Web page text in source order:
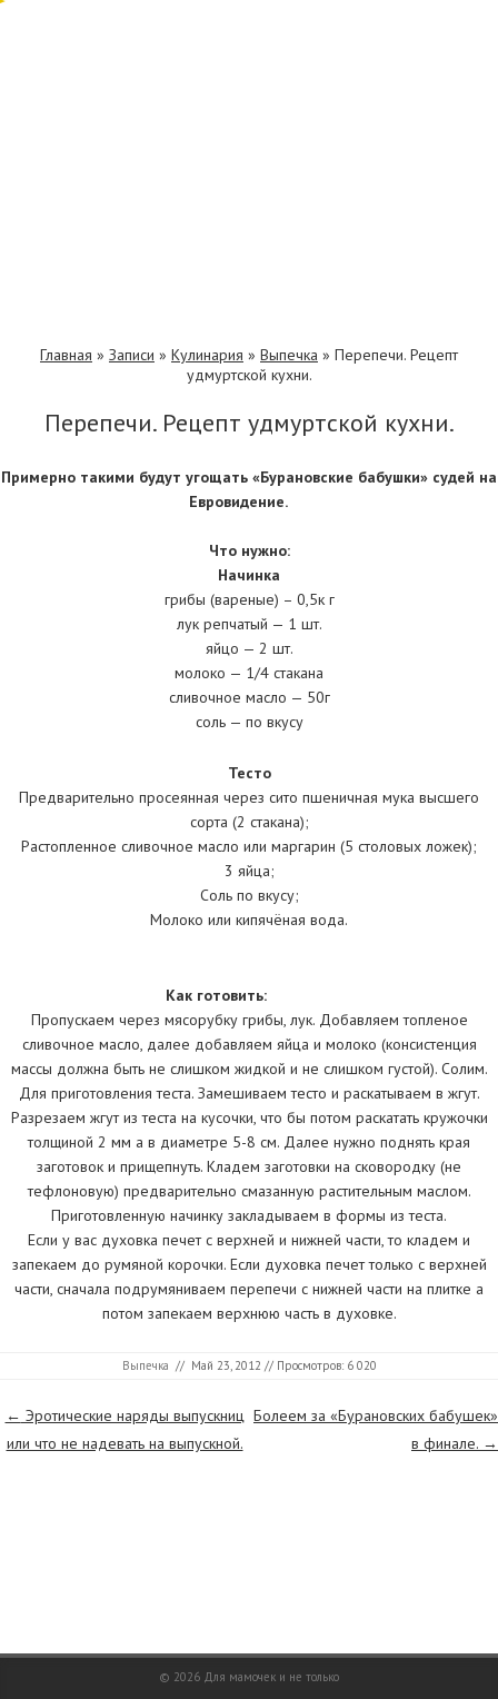
Главная » Записи » Кулинария » Выпечка » Перепечи. Рецепт
удмуртской кухни.
Перепечи. Рецепт удмуртской кухни.
Примерно такими будут угощать «Бурановские бабушки» судей на
Евровидение.
Что нужно:
Начинка
грибы (вареные) – 0,5к г
лук репчатый — 1 шт.
яйцо — 2 шт.
молоко — 1/4 стакана
сливочное масло — 50г
соль — по вкусу
Тесто
Предварительно просеянная через сито пшеничная мука высшего
сорта (2 стакана);
Растопленное сливочное масло или маргарин (5 столовых ложек);
3 яйца;
Соль по вкусу;
Молоко или кипячёная вода.
Как готовить:
Пропускаем через мясорубку грибы, лук. Добавляем топленое
сливочное масло, далее добавляем яйца и молоко (консистенция
массы должна быть не слишком жидкой и не слишком густой). Солим.
Для приготовления теста. Замешиваем тесто и раскатываем в жгут.
Разрезаем жгут из теста на кусочки, что бы потом раскатать кружочки
толщиной 2 мм а в диаметре 5-8 см. Далее нужно поднять края
заготовок и прищепнуть. Кладем заготовки на сковородку (не
тефлоновую) предварительно смазанную растительным маслом.
Приготовленную начинку закладываем в формы из теста.
Если у вас духовка печет с верхней и нижней части, то кладем и
запекаем до румяной корочки. Если духовка печет только с верхней
части, сначала подрумяниваем перепечи с нижней части на плитке а
потом запекаем верхнюю часть в духовке.
Выпечка // Май 23, 2012 // Просмотров: 6 020
Страницы
← Эротические наряды выпускниц
или что не надевать на выпускной.
Болеем за «Бурановских бабушек»
в финале. →
© 2026 Для мамочек и не только